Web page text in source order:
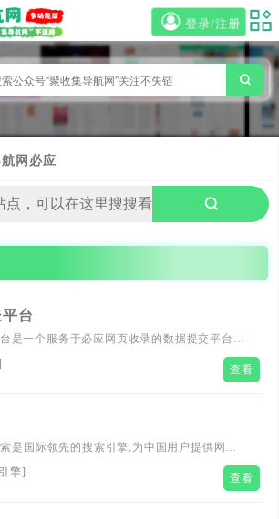
登录/注册
网 必应
台
是一个服务于必应网页收录的数据提交平台，
平台，用户网站的有效数据将更容易、更快
的被必应网页收录。站长在必应站长平台官网使
查看
是国际领先的搜索引擎,为中国用户提供网
频、学术、词典、翻译、地图等全球信息搜索
必应（英文名：Bing）是微软公司于2009年5月
擎] 查看